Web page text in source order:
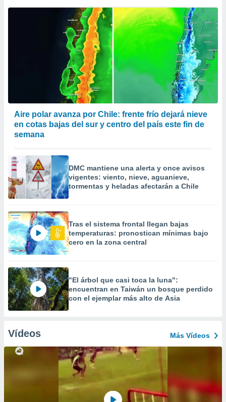
Aire polar avanza por Chile: frente frío dejará nieve
en cotas bajas del sur y centro del país este fin de
semana
DMC mantiene una alerta y once avisos
vigentes: viento, nieve, aguanieve,
tormentas y heladas afectarán a Chile
Tras el sistema frontal llegan bajas
temperaturas: pronostican mínimas bajo
cero en la zona central
"El árbol que casi toca la luna":
encuentran en Taiwán un bosque perdido
con el ejemplar más alto de Asia
Vídeos Más Vídeos